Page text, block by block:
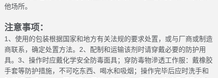
他场所。
注意事项：
1、使用的包装根据国家和地方有关法规的要求处置，或与厂商或制造
商联系，确定处置方法。2、配制和运输该剂时请穿戴必要的防护用
具。3、操作时应戴化学安全防毒面具；穿防毒物滲透工作服：戴橡胶
手套等防护措施，不可吃东西、喝水和吸烟；操作完毕后应时洗手和